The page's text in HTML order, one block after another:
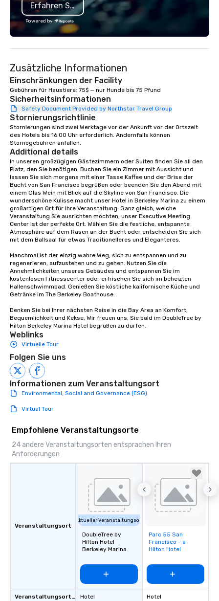
cooking experience, we create
memorable events that encourage
connection, boost engagement, and
leave participants with new skills
programs, birthday parties,
anniversary celebrations, rehearsal
dinners, holiday events, client
entertainment, and virtual team
connections. We handle everything
from ingredient sourcing to
instruction, making your event
planning seamless.
seniority, and
Erfahren Sie mehr
Powered by
Zusätzliche Informationen
Einschränkungen der Facility
Gebühren für Haustiere: 75$ — nur Hunde bis 75 Pfund
Sicherheitsinformationen
Safety Document Provided by Northstar Travel Group
Stornierungsrichtlinie
Stornierungen sind zwei Werktage vor der Ankunft vor der Ortszeit
des Hotels bis 16.00 Uhr erforderlich. Andernfalls können
Stornogebühren anfallen.
Additional details
In unseren großzügigen Gästezimmern oder Suiten finden Sie all den
Platz, den Sie benötigen. Buchen Sie ein Zimmer mit Aussicht und
lassen Sie sich morgens mit einer Tasse Kaffee und der Brise der
Bucht von San Francisco begrüßen oder beenden Sie den Abend mit
einem Glas Wein mit Blick auf die Skyline von San Francisco. Die
wunderschöne Kulisse macht unser Hotel in Berkeley Marina zu einem
großartigen Ort für Ihre Veranstaltung. Ganz gleich, welche
Veranstaltung Sie ausrichten möchten, unser Executive Meeting
Center ist der perfekte Ort. Wählen Sie die festliche, entspannte
Atmosphäre auf dem Rasen an der Bucht oder entscheiden Sie sich
mit dem Ballsaal für etwas Traditionelleres und Eleganteres.
Manchmal ist der einzig wahre Weg, sich zu entspannen und zu
regenerieren, aufzustehen und zu gehen. Nutzen Sie die
Annehmlichkeiten unseres Gebäudes und entspannen Sie im
kostenlosen Fitnesscenter oder erfrischen Sie sich im beheizten
Hallenschwimmbad. Genießen Sie köstliche kalifornische Küche und
Getränke im The Berkeley Boathouse.
Denken Sie bei Ihrer nächsten Reise in die Bay Area an Komfort,
Bequemlichkeit und Kekse. Wir freuen uns, Sie bald im DoubleTree by
Hilton Berkeley Marina Hotel begrüßen zu dürfen.
Weblinks
Virtuelle Tour
Folgen Sie uns
Informationen zum Veranstaltungsort
Environmental, Social and Governance (ESG)
Virtual Tour
Empfohlene Veranstaltungsorte
24 andere Veranstaltungsorten entsprachen Ihren
Anforderungen
Veranstaltungsort
Veranstaltungsortstyp
Aktueller Veranstaltungsort
DoubleTree by
Hilton Hotel
Berkeley Marina
Hotel
Removed from
favorites
Parc 55 San
Francisco - a
Hilton Hotel
Hotel